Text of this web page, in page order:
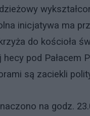
inicjatywa ma
do kościoła
hecy pod Pałacem
są zaciekli
na godz.